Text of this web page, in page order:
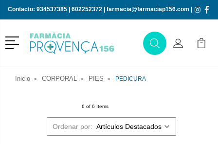
Contacto: 934537385| 602252372| farmacia@farmaciap156.com
Menú
BuscarMi Cuenta
Mi
Inicio CORPORAL PIES PEDICURA
6 of 6 Items
Ordenar por: